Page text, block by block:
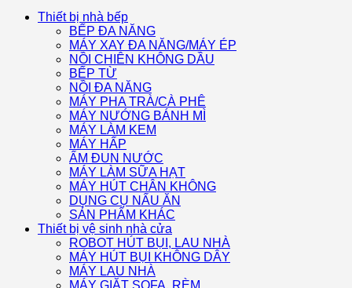
Thiết bị nhà bếp
BẾP ĐA NĂNG
MÁY XAY ĐA NĂNG/MÁY ÉP
NỒI CHIÊN KHÔNG DẦU
BẾP TỪ
NỒI ĐA NĂNG
MÁY PHA TRÀ/CÀ PHÊ
MÁY NƯỚNG BÁNH MÌ
MÁY LÀM KEM
MÁY HẤP
ẤM ĐUN NƯỚC
MÁY LÀM SỮA HẠT
MÁY HÚT CHÂN KHÔNG
DỤNG CỤ NẤU ĂN
SẢN PHẨM KHÁC
Thiết bị vệ sinh nhà cửa
ROBOT HÚT BỤI, LAU NHÀ
MÁY HÚT BỤI KHÔNG DÂY
MÁY LAU NHÀ
MÁY GIẶT SOFA, RÈM